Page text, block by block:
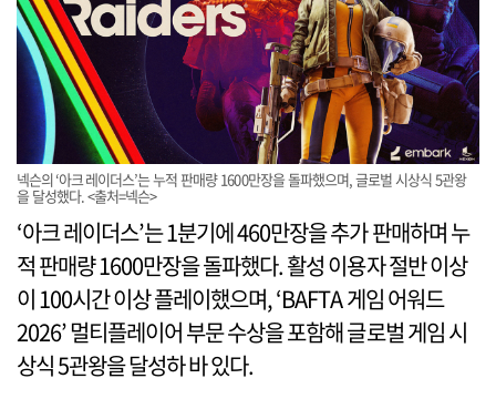
넥슨의 ‘아크 레이더스’는 누적 판매량 1600만장을 돌파했으며, 글로벌 시상식 5관왕
을 달성했다. <출처=넥슨>
‘아크 레이더스’는 1분기에 460만장을 추가 판매하며 누
적 판매량 1600만장을 돌파했다. 활성 이용자 절반 이상
이 100시간 이상 플레이했으며, ‘BAFTA 게임 어워드
2026’ 멀티플레이어 부문 수상을 포함해 글로벌 게임 시
상식 5관왕을 달성하 바 있다.